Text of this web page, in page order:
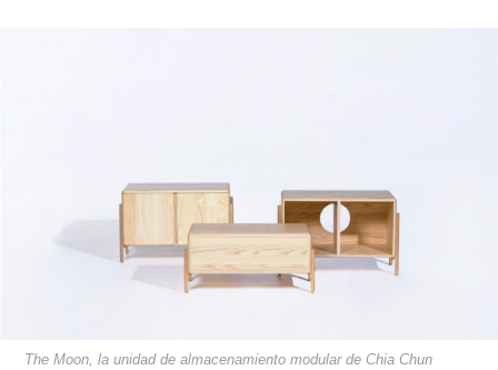
The Moon, la unidad de almacenamiento modular de Chia Chun